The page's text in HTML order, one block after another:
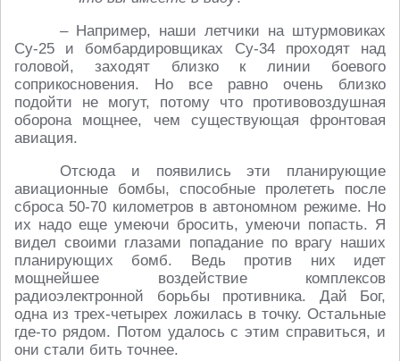
– Например, наши летчики на штурмовиках
Су-25 и бомбардировщиках Су-34 проходят над
головой, заходят близко к линии боевого
соприкосновения. Но все равно очень близко
подойти не могут, потому что противовоздушная
оборона мощнее, чем существующая фронтовая
авиация.
Отсюда и появились эти планирующие
авиационные бомбы, способные пролететь после
сброса 50-70 километров в автономном режиме. Но
их надо еще умеючи бросить, умеючи попасть. Я
видел своими глазами попадание по врагу наших
планирующих бомб. Ведь против них идет
мощнейшее воздействие комплексов
радиоэлектронной борьбы противника. Дай Бог,
одна из трех-четырех ложилась в точку. Остальные
где-то рядом. Потом удалось с этим справиться, и
они стали бить точнее.